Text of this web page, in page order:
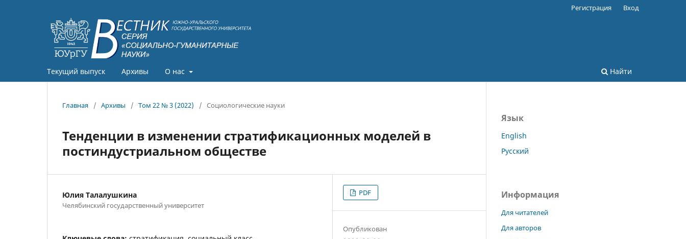
Текущий выпуск Архивы О нас Найти
Регистрация Вход
Главная / Архивы / Том 22 № 3 (2022) / Социологические науки
Тенденции в изменении стратификационных моделей в
постиндустриальном обществе
Юлия Талалушкина
Челябинский государственный университет
PDF
Опубликован
Язык
English
Русский
Информация
Для читателей
Для авторов